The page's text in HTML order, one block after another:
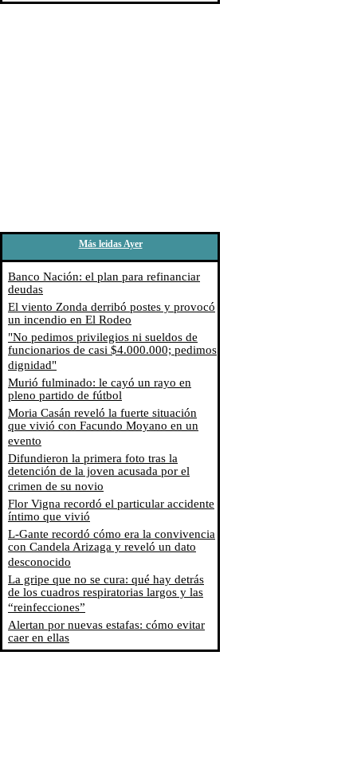
Más leidas Ayer
Banco Nación: el plan para refinanciar
deudas
El viento Zonda derribó postes y provocó
un incendio en El Rodeo
"No pedimos privilegios ni sueldos de
funcionarios de casi $4.000.000; pedimos
dignidad"
Murió fulminado: le cayó un rayo en
pleno partido de fútbol
Moria Casán reveló la fuerte situación
que vivió con Facundo Moyano en un
evento
Difundieron la primera foto tras la
detención de la joven acusada por el
crimen de su novio
Flor Vigna recordó el particular accidente
íntimo que vivió
L-Gante recordó cómo era la convivencia
con Candela Arizaga y reveló un dato
desconocido
La gripe que no se cura: qué hay detrás
de los cuadros respiratorias largos y las
“reinfecciones”
Alertan por nuevas estafas: cómo evitar
caer en ellas